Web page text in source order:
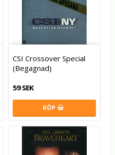
CSI Crossover Special
(Begagnad)
59 SEK
KÖP